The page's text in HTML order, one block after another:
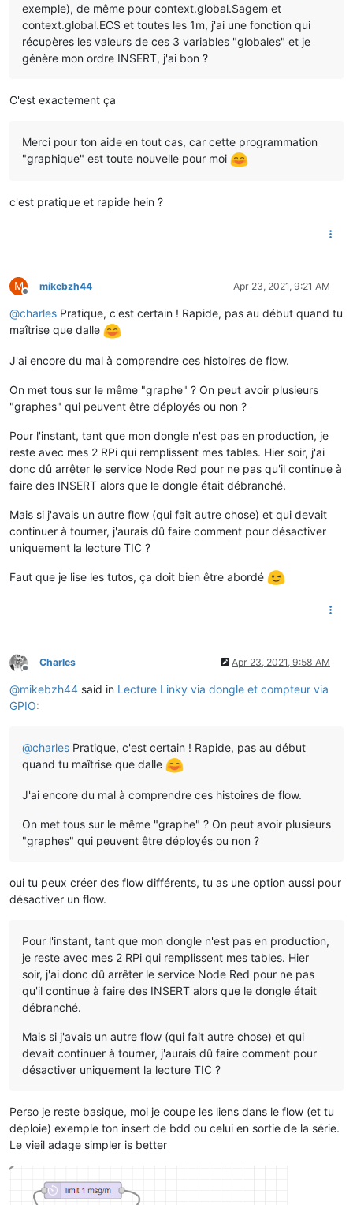
exemple), de même pour context.global.Sagem et
context.global.ECS et toutes les 1m, j'ai une fonction qui
récupères les valeurs de ces 3 variables "globales" et je
génère mon ordre INSERT, j'ai bon ?
C'est exactement ça
Merci pour ton aide en tout cas, car cette programmation
"graphique" est toute nouvelle pour moi
c'est pratique et rapide hein ?
M
Offline
mikebzh44 Apr 23, 2021, 9:21 AM
@charles Pratique, c'est certain ! Rapide, pas au début quand tu
maîtrise que dalle
J'ai encore du mal à comprendre ces histoires de flow.
On met tous sur le même "graphe" ? On peut avoir plusieurs
"graphes" qui peuvent être déployés ou non ?
Pour l'instant, tant que mon dongle n'est pas en production, je
reste avec mes 2 RPi qui remplissent mes tables. Hier soir, j'ai
donc dû arrêter le service Node Red pour ne pas qu'il continue à
faire des INSERT alors que le dongle était débranché.
Mais si j'avais un autre flow (qui fait autre chose) et qui devait
continuer à tourner, j'aurais dû faire comment pour désactiver
uniquement la lecture TIC ?
Faut que je lise les tutos, ça doit bien être abordé
Offline
Charles Apr 23, 2021, 9:58 AM
@mikebzh44 said in Lecture Linky via dongle et compteur via
GPIO:
@charles Pratique, c'est certain ! Rapide, pas au début
quand tu maîtrise que dalle
J'ai encore du mal à comprendre ces histoires de flow.
On met tous sur le même "graphe" ? On peut avoir plusieurs
"graphes" qui peuvent être déployés ou non ?
oui tu peux créer des flow différents, tu as une option aussi pour
désactiver un flow.
Pour l'instant, tant que mon dongle n'est pas en production,
je reste avec mes 2 RPi qui remplissent mes tables. Hier
soir, j'ai donc dû arrêter le service Node Red pour ne pas
qu'il continue à faire des INSERT alors que le dongle était
débranché.
Mais si j'avais un autre flow (qui fait autre chose) et qui
devait continuer à tourner, j'aurais dû faire comment pour
désactiver uniquement la lecture TIC ?
Perso je reste basique, moi je coupe les liens dans le flow (et tu
déploie) exemple ton insert de bdd ou celui en sortie de la série.
Le vieil adage simpler is better